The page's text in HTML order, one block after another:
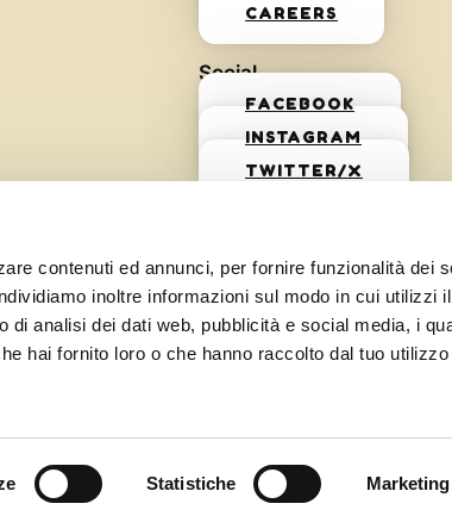
contenuti ed annunci, per fornire funzionalità dei
inoltre informazioni sul modo in cui utilizzi
di analisi dei dati web, pubblicità e social media, i
hai fornito loro o che hanno raccolto dal tuo utilizzo
Statistiche Marketing
CAREERS
Social
FACEBOOK
INSTAGRAM
TWITTER/X